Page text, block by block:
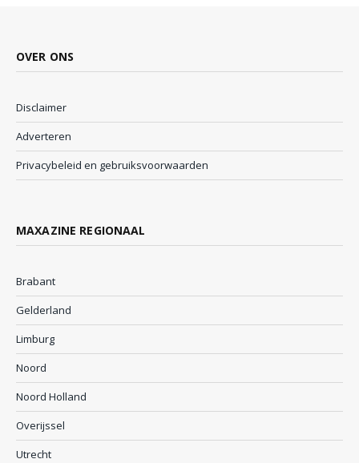
OVER ONS
Disclaimer
Adverteren
Privacybeleid en gebruiksvoorwaarden
MAXAZINE REGIONAAL
Brabant
Gelderland
Limburg
Noord
Noord Holland
Overijssel
Utrecht